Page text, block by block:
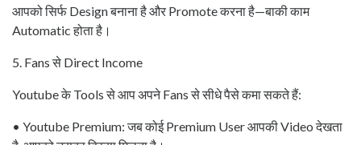
आपको सिर्फ Design बनाना है और Promote करना है—बाकी काम
Automatic होता है।
5. Fans से Direct Income
Youtube के Tools से आप अपने Fans से सीधे पैसे कमा सकते हैं:
• Youtube Premium: जब कोई Premium User आपकी Video देखता